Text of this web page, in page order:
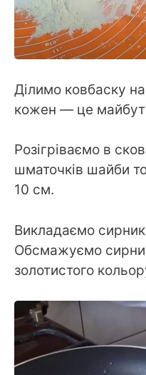
Ділимо ковбаску
кожен — це
Розігріваємо в
шматочків шайби
10 см.
Викладаємо
Обсмажуємо
золотистого